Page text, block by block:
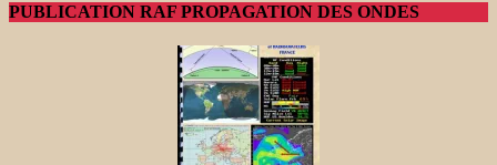
PUBLICATION RAF PROPAGATION DES ONDES